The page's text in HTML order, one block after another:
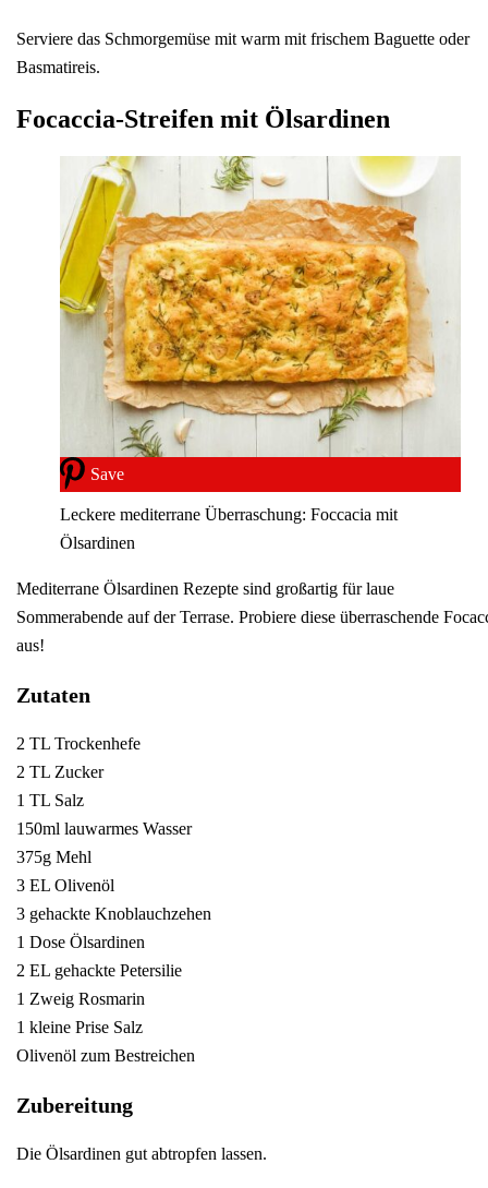
Serviere das Schmorgemüse mit warm mit frischem Baguette oder
Basmatireis.
Focaccia-Streifen mit Ölsardinen
Save
Leckere mediterrane Überraschung: Foccacia mit
Ölsardinen
Mediterrane Ölsardinen Rezepte sind großartig für laue
Sommerabende auf der Terrase. Probiere diese überraschende
aus!
Zutaten
2 TL Trockenhefe
2 TL Zucker
1 TL Salz
150ml lauwarmes Wasser
375g Mehl
3 EL Olivenöl
3 gehackte Knoblauchzehen
1 Dose Ölsardinen
2 EL gehackte Petersilie
1 Zweig Rosmarin
1 kleine Prise Salz
Olivenöl zum Bestreichen
Zubereitung
Die Ölsardinen gut abtropfen lassen.